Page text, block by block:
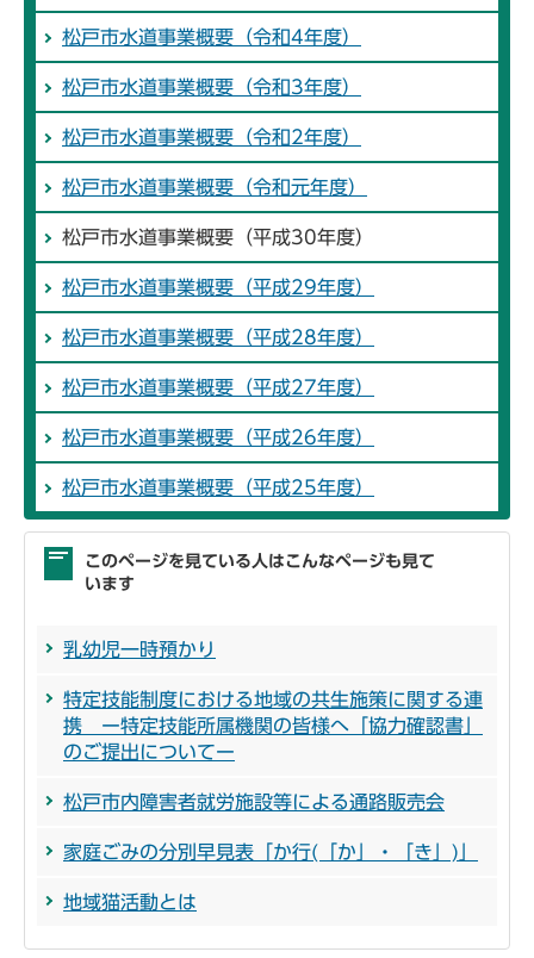
松戸市水道事業概要（令和4年度）
松戸市水道事業概要（令和3年度）
松戸市水道事業概要（令和2年度）
松戸市水道事業概要（令和元年度）
松戸市水道事業概要（平成30年度）
松戸市水道事業概要（平成29年度）
松戸市水道事業概要（平成28年度）
松戸市水道事業概要（平成27年度）
松戸市水道事業概要（平成26年度）
松戸市水道事業概要（平成25年度）
このページを見ている人はこんなページも見て
います
乳幼児一時預かり
特定技能制度における地域の共生施策に関する連
携 ー特定技能所属機関の皆様へ「協力確認書」
のご提出についてー
松戸市内障害者就労施設等による通路販売会
家庭ごみの分別早見表「か行(「か」・「き」)」
地域猫活動とは